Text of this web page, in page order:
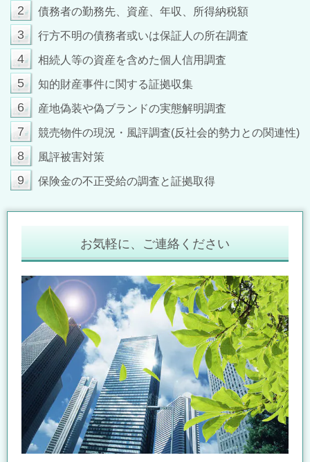
2 債務者の勤務先、資産、年収、所得納税額
3 行方不明の債務者或いは保証人の所在調査
4 相続人等の資産を含めた個人信用調査
5 知的財産事件に関する証拠収集
6 産地偽装や偽ブランドの実態解明調査
7 競売物件の現況・風評調査(反社会的勢力との関連性)
8 風評被害対策
9 保険金の不正受給の調査と証拠取得
お気軽に、ご連絡ください